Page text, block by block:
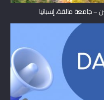
– جامعة مالقة، إسبانيا